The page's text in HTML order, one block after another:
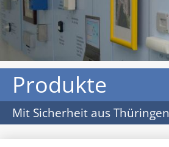
Produkte
Mit Sicherheit aus Thüringen